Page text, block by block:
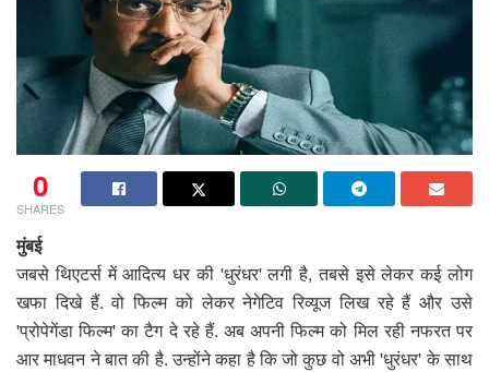
0
SHARES
मुंबई
जबसे थिएटर्स में आदित्य धर की 'धुरंधर' लगी है, तबसे इसे लेकर कई लोग
खफा दिखे हैं. वो फिल्म को लेकर नेगेटिव रिव्यूज लिख रहे हैं और उसे
'प्रोपेगेंडा फिल्म' का टैग दे रहे हैं. अब अपनी फिल्म को मिल रही नफरत पर
आर माधवन ने बात की है. उन्होंने कहा है कि जो कुछ वो अभी 'धुरंधर' के साथ